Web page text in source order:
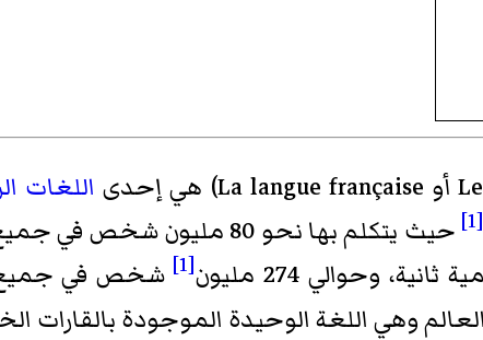
اللغات
[1]
حيث يتكلم بها نحو 80
[1]
شخص في جميع